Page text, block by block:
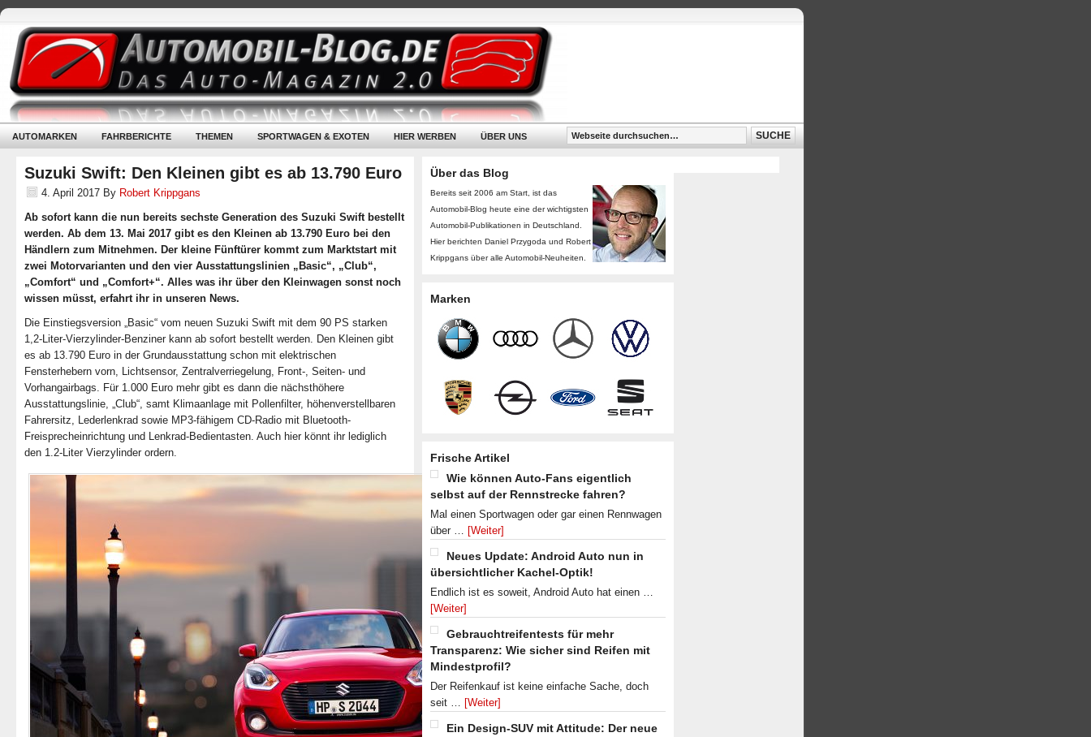
AUTOMARKEN FAHRBERICHTE THEMEN SPORTWAGEN & EXOTEN HIER WERBEN ÜBER UNS
Suzuki Swift: Den Kleinen gibt es ab 13.790 Euro
4. April 2017 By Robert Krippgans
Ab sofort kann die nun bereits sechste Generation des Suzuki Swift bestellt
werden. Ab dem 13. Mai 2017 gibt es den Kleinen ab 13.790 Euro bei den
Händlern zum Mitnehmen. Der kleine Fünftürer kommt zum Marktstart mit
zwei Motorvarianten und den vier Ausstattungslinien „Basic“, „Club“,
„Comfort“ und „Comfort+“. Alles was ihr über den Kleinwagen sonst noch
wissen müsst, erfahrt ihr in unseren News.
Die Einstiegsversion „Basic“ vom neuen Suzuki Swift mit dem 90 PS starken
1,2-Liter-Vierzylinder-Benziner kann ab sofort bestellt werden. Den Kleinen gibt
es ab 13.790 Euro in der Grundausstattung schon mit elektrischen
Fensterhebern vorn, Lichtsensor, Zentralverriegelung, Front-, Seiten- und
Vorhangairbags. Für 1.000 Euro mehr gibt es dann die nächsthöhere
Ausstattungslinie, „Club“, samt Klimaanlage mit Pollenfilter, höhenverstellbaren
Fahrersitz, Lederlenkrad sowie MP3-fähigem CD-Radio mit Bluetooth-
Freisprecheinrichtung und Lenkrad-Bedientasten. Auch hier könnt ihr lediglich
den 1.2-Liter Vierzylinder ordern.
Über das Blog
Bereits seit 2006 am Start, ist das
Automobil-Blog heute eine der wichtigsten
Automobil-Publikationen in Deutschland.
Hier berichten Daniel Przygoda und Robert
Krippgans über alle Automobil-Neuheiten.
Marken
Frische Artikel
Wie können Auto-Fans eigentlich
selbst auf der Rennstrecke fahren?
Mal einen Sportwagen oder gar einen Rennwagen
über … [Weiter]
Neues Update: Android Auto nun in
übersichtlicher Kachel-Optik!
Endlich ist es soweit, Android Auto hat einen …
[Weiter]
Gebrauchtreifentests für mehr
Transparenz: Wie sicher sind Reifen mit
Mindestprofil?
Der Reifenkauf ist keine einfache Sache, doch
seit … [Weiter]
Ein Design-SUV mit Attitude: Der neue